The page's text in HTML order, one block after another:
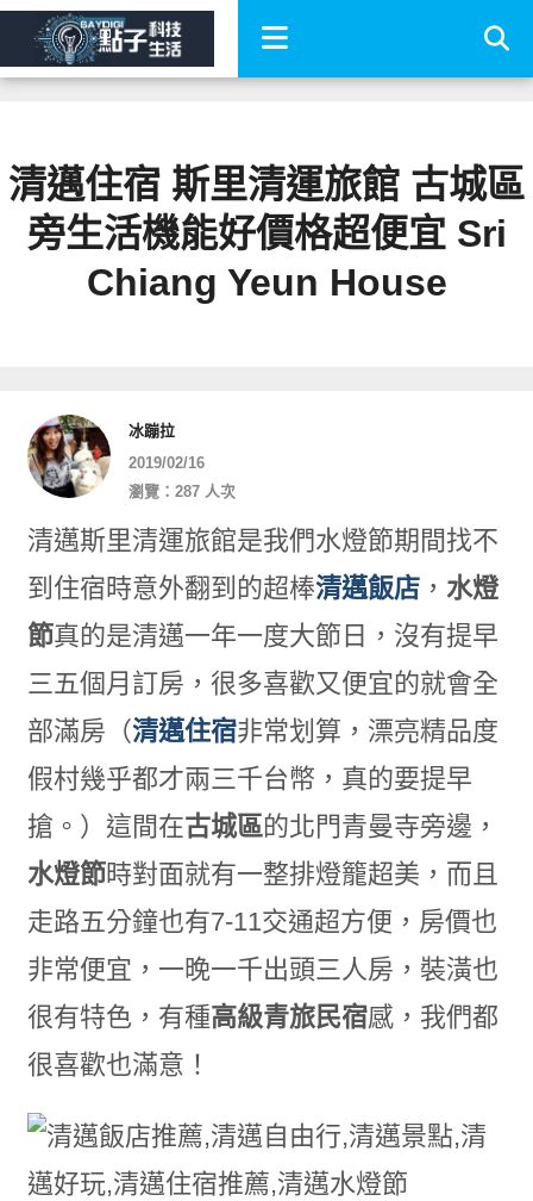
清邁住宿 斯里清運旅館 古城區
旁生活機能好價格超便宜 Sri
Chiang Yeun House
冰蹦拉
2019/02/16
瀏覽：287 人次
清邁斯里清運旅館是我們水燈節期間找不
到住宿時意外翻到的超棒清邁飯店， 水燈
節真的是清邁一年一度大節日，沒有提早
三五個月訂房，很多喜歡又便宜的就會全
部滿房（清邁住宿非常划算，漂亮精品度
假村幾乎都才兩三千台幣，真的要提早
搶。）這間在古城區的北門青曼寺旁邊，
水燈節時對面就有一整排燈籠超美，而且
走路五分鐘也有7-11交通超方便，房價也
非常便宜，一晚一千出頭三人房，裝潢也
很有特色，有種高級青旅民宿感，我們都
很喜歡也滿意！